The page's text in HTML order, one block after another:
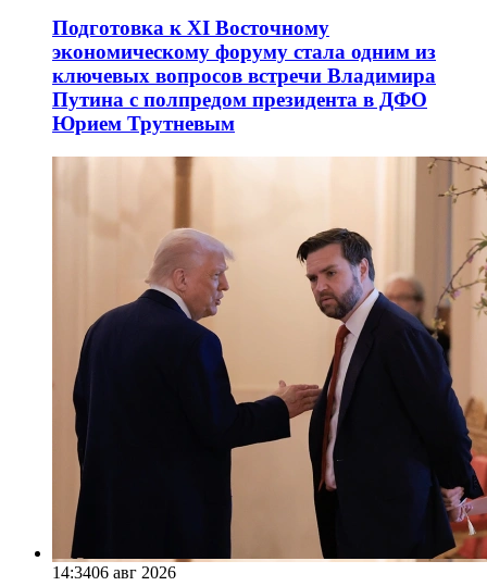
Подготовка к XI Восточному
экономическому форуму стала одним из
ключевых вопросов встречи Владимира
Путина с полпредом президента в ДФО
Юрием Трутневым
14:3406 авг 2026